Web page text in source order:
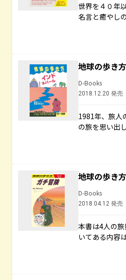
世界を４０年
名言と癒やし
地球の歩き
D-Books
2018.12.20 発売
1981年、旅人
の旅を思い出
地球の歩き
D-Books
2018.04.12 発売
本書は4人の
いてある内容